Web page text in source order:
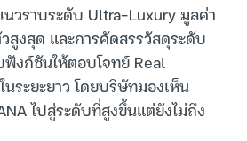
วราบระดับ Ultra-Luxury มูลค่า
งสุด และการคัดสรรวัสดุระดับ
งก์ชันให้ตอบโจทย์ Real
ระยะยาว โดยบริษัทมองเห็น
ไปสู่ระดับที่สูงขึ้นแต่ยังไม่ถึง